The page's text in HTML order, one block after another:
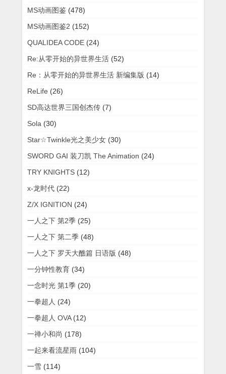
MS动画图鉴 (478)
MS动画图鉴2 (152)
QUALIDEA CODE (24)
Re:从零开始的异世界生活 (52)
Re：从零开始的异世界生活 新编集版 (14)
ReLife (26)
SD高达世界三国创杰传 (7)
Sola (30)
Star☆Twinkle光之美少女 (30)
SWORD GAI 装刀凯 The Animation (24)
TRY KNIGHTS (12)
x-龙时代 (22)
Z/X IGNITION (24)
一人之下 第2季 (25)
一人之下 第二季 (48)
一人之下 罗天大醮篇 日语版 (48)
一分钟性教育 (34)
一念时光 第1季 (20)
一拳超人 (24)
一拳超人 OVA(12)
一禅小和尚 (178)
一起来看流星雨 (104)
一雪 (114)